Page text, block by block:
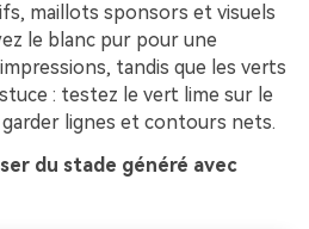
maillots sponsors et visuels
le blanc pur pour une
tandis que les verts
: testez le vert lime sur le
lignes et contours nets.
du stade généré avec